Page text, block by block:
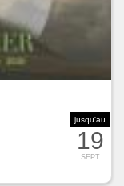
jusqu'au
19
SEPT